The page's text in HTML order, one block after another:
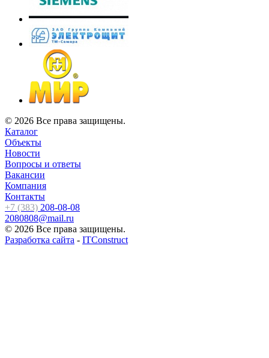
© 2026 Все права защищены.
Каталог
Объекты
Новости
Вопросы и ответы
Вакансии
Компания
Контакты
+7 (383) 208-08-08
2080808@mail.ru
© 2026 Все права защищены.
Разработка сайта - ITConstruct